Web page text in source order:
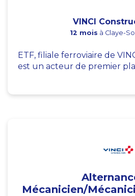
VINCI
12 mois à Claye-
ETF, filiale ferroviaire de
est un acteur de premier
Mécanicien/